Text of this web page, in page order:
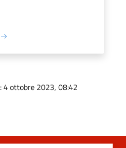
: 4 ottobre 2023, 08:42